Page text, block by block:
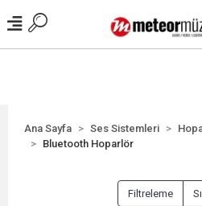
Ana Sayfa Ses Sistemleri
Bluetooth Hoparlör
Filtreleme